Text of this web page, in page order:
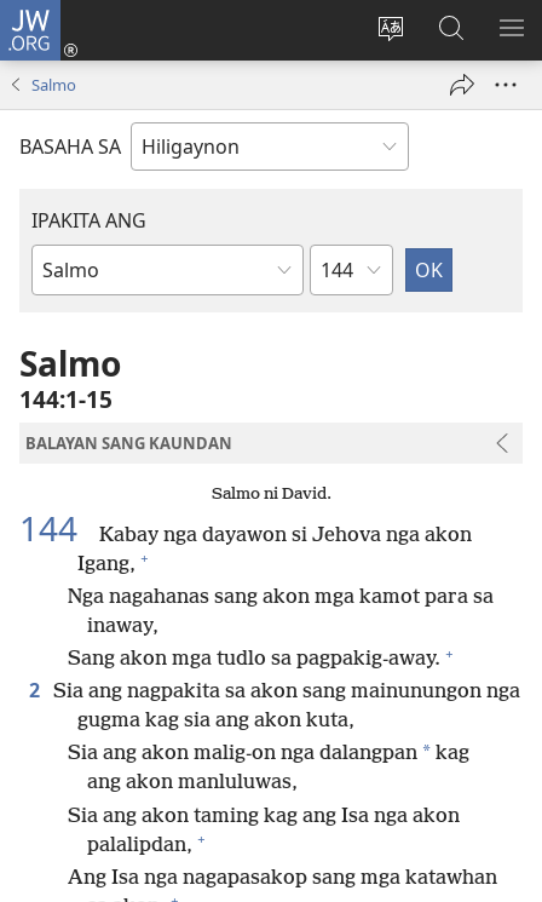
JW.ORG
Islan
lenguahe
sang
site
Mag-
log
new
Mangita
sa
JW.ORG
Salmo
BASAHA SA
IPAKITA ANG
Libro
Biblia
Kapitulo
Salmo
144:1-15
BALAYAN SANG KAUNDAN
Salmo ni David.
144
Kabay nga dayawon si Jehova nga akon
Igang, +
Nga nagahanas sang akon mga kamot para sa
inaway,
Sang akon mga tudlo sa pagpakig-away. +
2 Sia ang nagpakita sa akon sang mainunungon nga
gugma kag sia ang akon kuta,
Sia ang akon malig-on nga dalangpan * kag
ang akon manluluwas,
Sia ang akon taming kag ang Isa nga akon
palalipdan, +
Ang Isa nga nagapasakop sang mga katawhan